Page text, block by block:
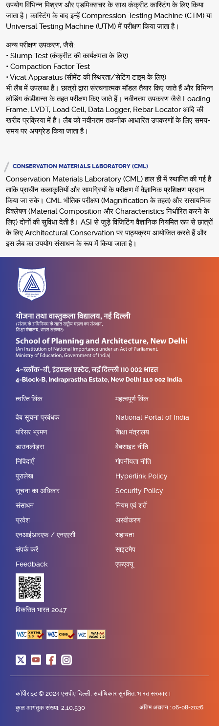
उपयोग विभिन्न मिश्रण और एडमिक्सचर के साथ कंक्रीट कास्टिंग के लिए किया
जाता है। कास्टिंग के बाद इन्हें Compression Testing Machine (CTM) या
Universal Testing Machine (UTM) में परीक्षण किया जाता है।
अन्य परीक्षण उपकरण, जैसे:
• Slump Test (कंक्रीट की कार्यक्षमता के लिए)
• Compaction Factor Test
• Vicat Apparatus (सीमेंट की स्थिरता/सेटिंग टाइम के लिए)
भी लैब में उपलब्ध हैं। छात्रों द्वारा संरचनात्मक मॉडल तैयार किए जाते हैं और विभिन्न
लोडिंग कंडीशन्स के तहत परीक्षण किए जाते हैं। नवीनतम उपकरण जैसे Loading
Frame, LVDT, Load Cell, Data Logger, Rebar Locator आदि की
खरीद प्रक्रिया में हैं। लैब को नवीनतम तकनीक आधारित उपकरणों के लिए समय-
समय पर अपग्रेड किया जाता है।
CONSERVATION MATERIALS LABORATORY (CML)
Conservation Materials Laboratory (CML) हाल ही में स्थापित की गई है
ताकि प्राचीन कलाकृतियों और सामग्रियों के परीक्षण में वैज्ञानिक प्रशिक्षण प्रदान
किया जा सके। CML भौतिक परीक्षण (Magnification के तहत) और रासायनिक
विश्लेषण (Material Composition और Characteristics निर्धारित करने के
लिए) दोनों की सुविधा देती है। ASI से जुड़े विजिटिंग वैज्ञानिक नियमित रूप से छात्रों
के लिए Architectural Conservation पर पाठ्यक्रम आयोजित करते हैं और
इस लैब का उपयोग संसाधन के रूप में किया जाता है।
त्वरित लिंक
वेब सूचना प्रबंधक
परिसर भ्रमण
डाउनलोड्स
निविदाएँ
पुरालेख
सूचना का अधिकार
संसाधन
प्रवेश
एनआईआरएफ / एनएएसी
संपर्क करें
Feedback
महत्वपूर्ण लिंक
National Portal of India
शिक्षा मंत्रालय
वेबसाइट नीति
गोपनीयता नीति
Hyperlink Policy
Security Policy
नियम एवं शर्तें
अस्वीकरण
सहायता
साइटमैप
एफएक्यू
विकसित भारत 2047
कॉपीराइट © 2024 एसपीए दिल्ली, सर्वाधिकार सुरक्षित, भारत सरकार।
कुल आगंतुक संख्या: 2,10,530
अंतिम अद्यतन : 06-08-2026